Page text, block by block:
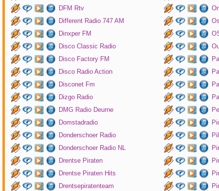
DFM Rtv
Different Radio 747 AM
Dinxper FM
Disco Classic Radio
Disco Factory FM
Disco Radio Action
Disconet Fm
Dizgo Radio
DMG Radio Deurne
Domstadradio
Donderschoer Radio
Donderschoer Radio NL
Drentse Piraten
Drentse Piraten Hits
Drentsepiratenteam